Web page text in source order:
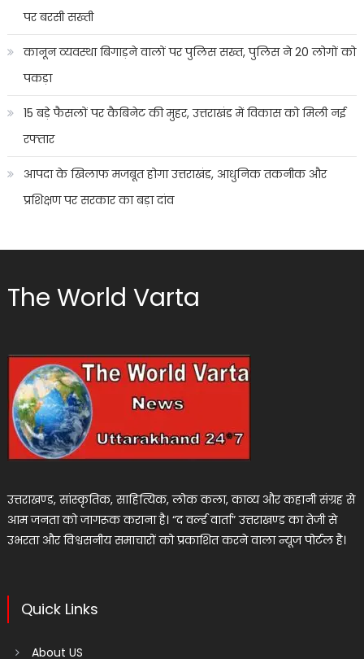
पर बरसी सख्ती
कानून व्यवस्था बिगाड़ने वालों पर पुलिस सख्त, पुलिस ने 20 लोगों को
पकड़ा
15 बड़े फैसलों पर कैबिनेट की मुहर, उत्तराखंड में विकास को मिली नई
रफ्तार
आपदा के खिलाफ मजबूत होगा उत्तराखंड, आधुनिक तकनीक और
प्रशिक्षण पर सरकार का बड़ा दांव
The World Varta
उत्तराखण्ड, सांस्कृतिक, साहित्यिक, लोक कला, काव्य और कहानी संग्रह से
आम जनता को जागरूक कराना है। “द वर्ल्ड वार्ता” उत्तराखण्ड का तेजी से
उभरता और विश्वसनीय समाचारों को प्रकाशित करने वाला न्यूज पोर्टल है।
Quick Links
About US